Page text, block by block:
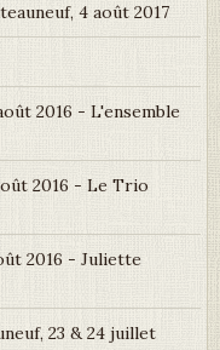
4 août 2017
2016 - L'ensemble
2016 - Le Trio
2016 - Juliette
23 & 24 juillet